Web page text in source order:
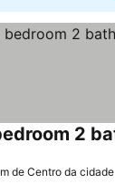
de Centro da cidade